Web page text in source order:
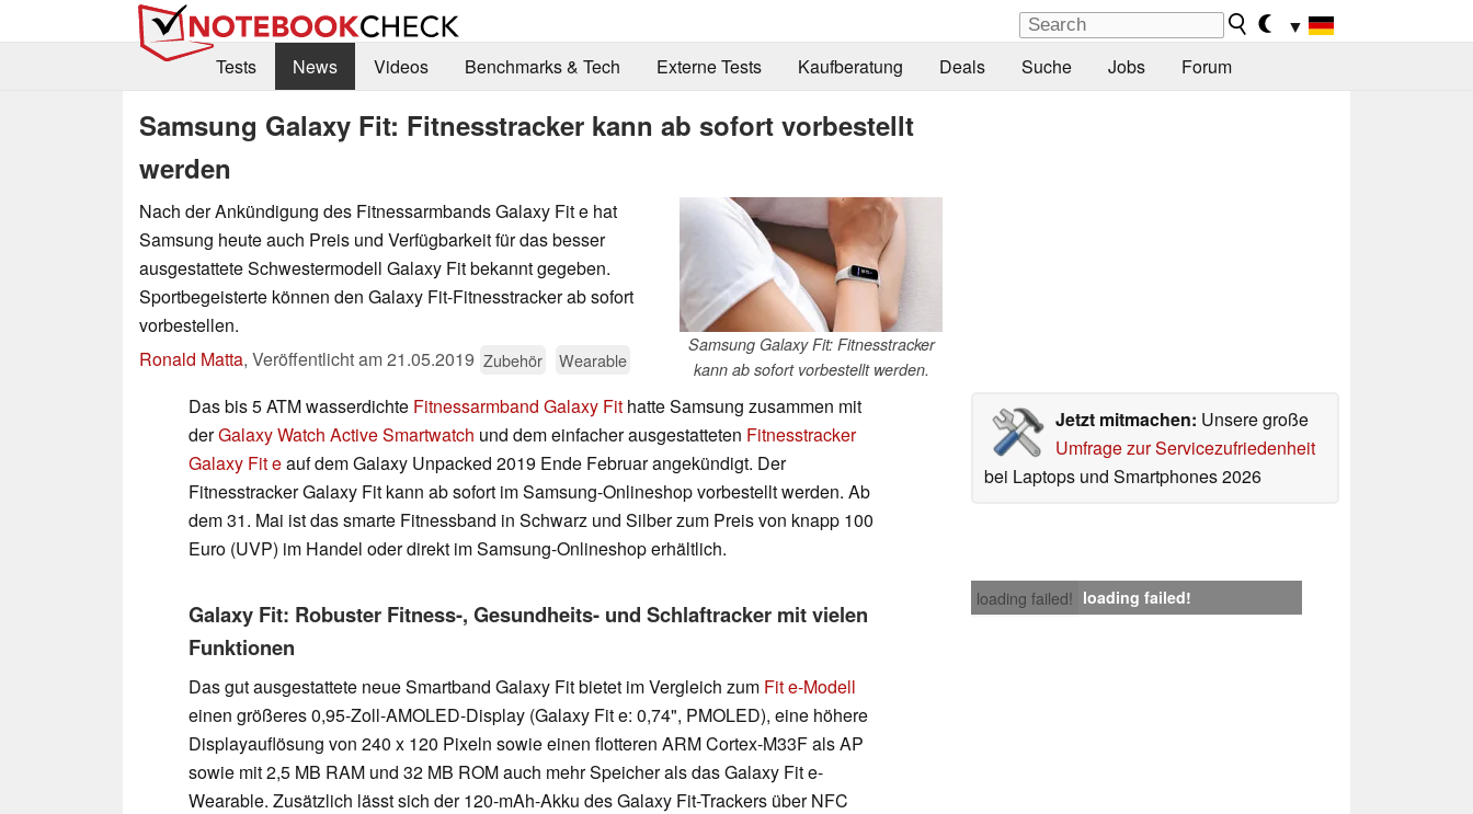
▼
Tests
News Videos Benchmarks & Tech Externe Tests Kaufberatung Deals Suche Jobs Forum
Samsung Galaxy Fit: Fitnesstracker kann ab sofort vorbestellt
werden
Samsung Galaxy Fit: Fitnesstracker
kann ab sofort vorbestellt werden.
Nach der Ankündigung des Fitnessarmbands Galaxy Fit e hat
Samsung heute auch Preis und Verfügbarkeit für das besser
ausgestattete Schwestermodell Galaxy Fit bekannt gegeben.
Sportbegeisterte können den Galaxy Fit-Fitnesstracker ab sofort
vorbestellen.
Ronald Matta, Veröffentlicht am21.05.2019 Zubehör Wearable
Jetzt mitmachen: Unsere große
Umfrage zur Servicezufriedenheit
bei Laptops und Smartphones 2026
Das bis 5 ATM wasserdichte Fitnessarmband Galaxy Fit hatte Samsung zusammen mit
derGalaxy Watch Active Smartwatch und dem einfacher ausgestatteten Fitnesstracker
Galaxy Fit eauf dem Galaxy Unpacked 2019 Ende Februar angekündigt. Der
Fitnesstracker Galaxy Fit kann ab sofort im Samsung-Onlineshop vorbestellt werden. Ab
dem 31. Mai ist das smarte Fitnessband in Schwarz und Silber zum Preis von knapp 100
Euro (UVP) im Handel oder direkt im Samsung-Onlineshop erhältlich.
loading failed! loading failed!
Galaxy Fit: Robuster Fitness-, Gesundheits- und Schlaftracker mit vielen
Funktionen
Das gut ausgestattete neue Smartband Galaxy Fit bietet im Vergleich zum Fit e-Modell
einen größeres 0,95-Zoll-AMOLED-Display (Galaxy Fit e: 0,74", PMOLED), eine höhere
Displayauflösung von 240 x 120 Pixeln sowie einen flotteren ARM Cortex-M33F als AP
sowie mit 2,5 MB RAM und 32 MB ROM auch mehr Speicher als das Galaxy Fit e-
Wearable. Zusätzlich lässt sich der 120-mAh-Akku des Galaxy Fit-Trackers über NFC